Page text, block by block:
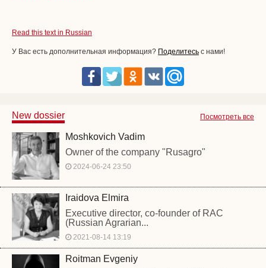
Read this text in Russian
У Вас есть дополнительная информация? Поделитесь с нами!
Посмотреть все
New dossier
Moshkovich Vadim
Owner of the company "Rusagro"
2024-06-24 23:50
Iraidova Elmira
Executive director, co-founder of RAC
(Russian Agrarian...
2021-08-14 13:19
Roitman Evgeniy